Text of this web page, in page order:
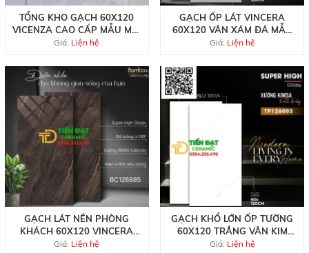
TỔNG KHO GẠCH 60X120
VICENZA CAO CẤP MẪU MỚI
TẠI HCM
Giá: Liện hệ
GẠCH ỐP LÁT VINCERA
60X120 VÂN XÁM ĐÁ MẪU
MỚI TẠI QUÂN 7
Giá: Liện hệ
GẠCH LÁT NỀN PHÒNG
KHÁCH 60X120 VINCERA
MÀU NÂU KHẮC KIM
Giá: Liện hệ
GẠCH KHỔ LỚN ỐP TƯỜNG
60X120 TRẮNG VÂN KIM
CƯƠNG VINCERA
Giá: Liện hệ